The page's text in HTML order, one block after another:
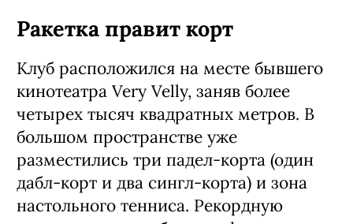
Ракетка правит корт
Клуб расположился на месте бывшего
кинотеатра Very Velly, заняв более
четырех тысяч квадратных метров. В
большом пространстве уже
разместились три падел-корта (один
дабл-корт и два сингл-корта) и зона
настольного тенниса. Рекордную